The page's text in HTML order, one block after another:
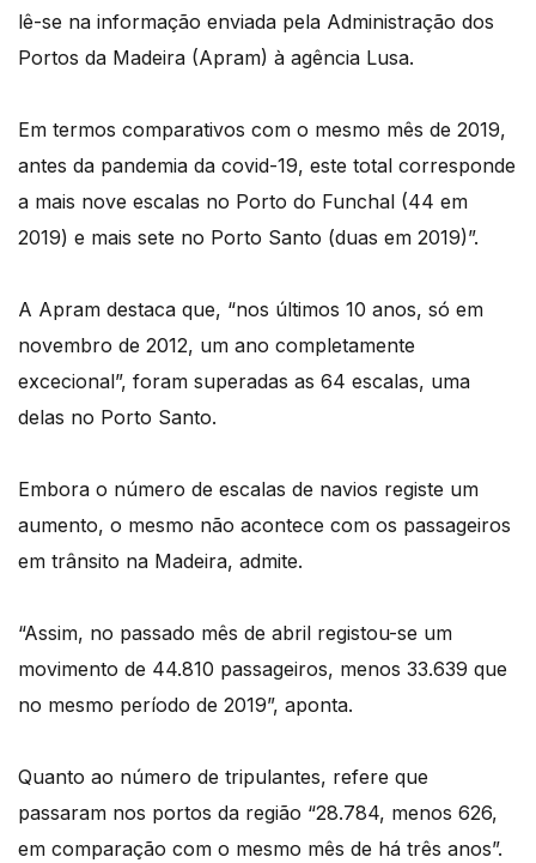
lê-se na informação enviada pela Administração dos
Portos da Madeira (Apram) à agência Lusa.
Em termos comparativos com o mesmo mês de 2019,
antes da pandemia da covid-19, este total corresponde
a mais nove escalas no Porto do Funchal (44 em
2019) e mais sete no Porto Santo (duas em 2019)”.
A Apram destaca que, “nos últimos 10 anos, só em
novembro de 2012, um ano completamente
excecional”, foram superadas as 64 escalas, uma
delas no Porto Santo.
Embora o número de escalas de navios registe um
aumento, o mesmo não acontece com os passageiros
em trânsito na Madeira, admite.
“Assim, no passado mês de abril registou-se um
movimento de 44.810 passageiros, menos 33.639 que
no mesmo período de 2019”, aponta.
Quanto ao número de tripulantes, refere que
passaram nos portos da região “28.784, menos 626,
em comparação com o mesmo mês de há três anos”.